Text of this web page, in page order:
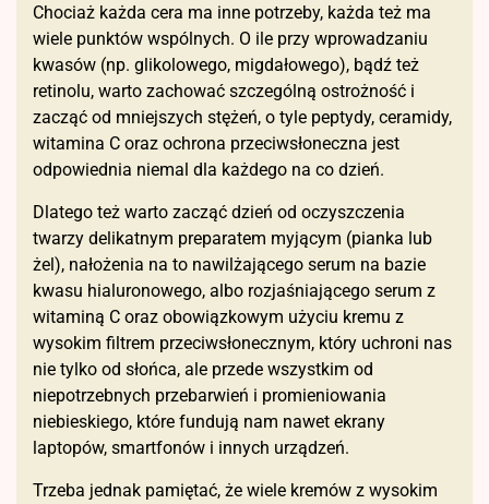
Chociaż każda cera ma inne potrzeby, każda też ma
wiele punktów wspólnych. O ile przy wprowadzaniu
kwasów (np. glikolowego, migdałowego), bądź też
retinolu, warto zachować szczególną ostrożność i
zacząć od mniejszych stężeń, o tyle peptydy, ceramidy,
witamina C oraz ochrona przeciwsłoneczna jest
odpowiednia niemal dla każdego na co dzień.
Dlatego też warto zacząć dzień od oczyszczenia
twarzy delikatnym preparatem myjącym (pianka lub
żel), nałożenia na to nawilżającego serum na bazie
kwasu hialuronowego, albo rozjaśniającego serum z
witaminą C oraz obowiązkowym użyciu kremu z
wysokim filtrem przeciwsłonecznym, który uchroni nas
nie tylko od słońca, ale przede wszystkim od
niepotrzebnych przebarwień i promieniowania
niebieskiego, które fundują nam nawet ekrany
laptopów, smartfonów i innych urządzeń.
Trzeba jednak pamiętać, że wiele kremów z wysokim